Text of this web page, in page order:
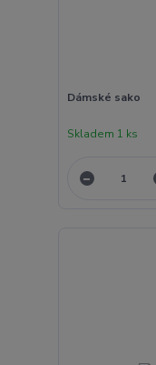
Dámské sako
Skladem 1 ks